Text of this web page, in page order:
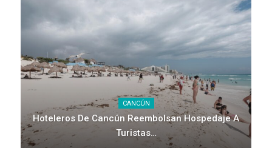
CANCÚN
Hoteleros De Cancún Reembolsan Hospedaje A
Turistas…